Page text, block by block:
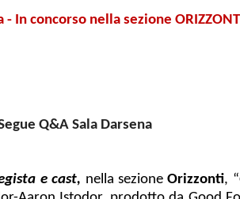
In concorso nella sezione ORIZZONTI
Q&A Sala Darsena
e cast, nella sezioneOrizzonti, “